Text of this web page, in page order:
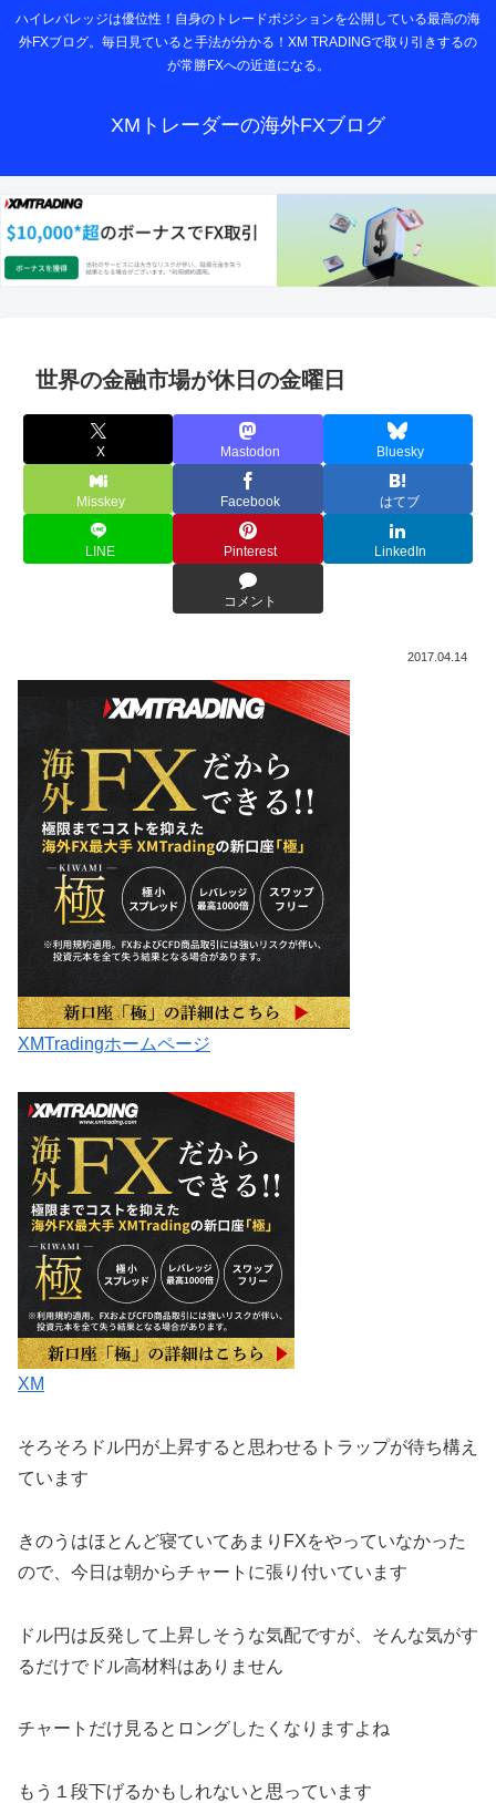
ハイレバレッジは優位性！自身のトレードポジションを公開している最高の海
外FXブログ。毎日見ていると手法が分かる！XM TRADINGで取り引きするの
が常勝FXへの近道になる。
XMトレーダーの海外FXブログ
世界の金融市場が休日の金曜日
X Mastodon Bluesky
Misskey Facebook はてブ
LINE Pinterest LinkedIn
コメント
2017.04.14
XMTradingホームページ
XM
そろそろドル円が上昇すると思わせるトラップが待ち構え
ています
きのうはほとんど寝ていてあまりFXをやっていなかった
ので、今日は朝からチャートに張り付いています
ドル円は反発して上昇しそうな気配ですが、そんな気がす
るだけでドル高材料はありません
チャートだけ見るとロングしたくなりますよね
もう１段下げるかもしれないと思っています